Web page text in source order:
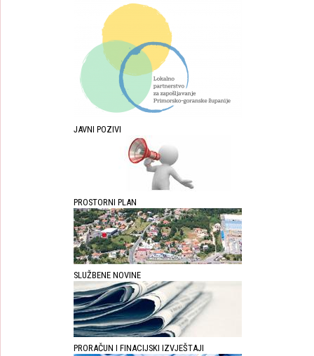
JAVNI POZIVI
PROSTORNI PLAN
SLUŽBENE NOVINE
PRORAČUN I FINACIJSKI IZVJEŠTAJI